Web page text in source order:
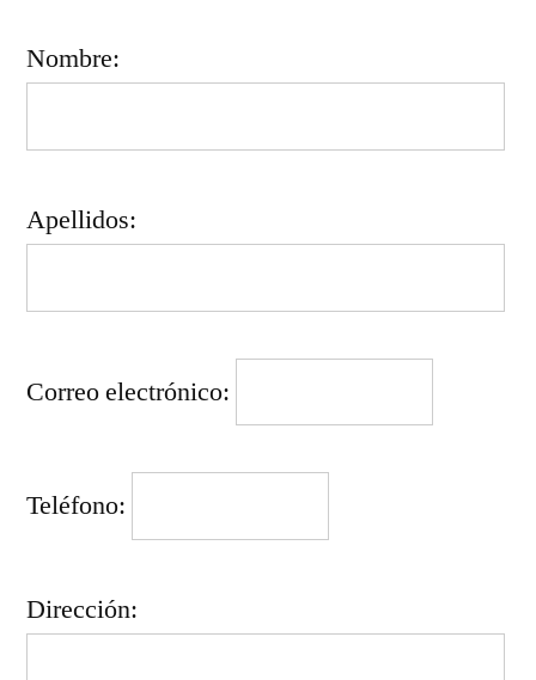
Nombre:
Apellidos:
Correo electrónico:
Teléfono:
Dirección: